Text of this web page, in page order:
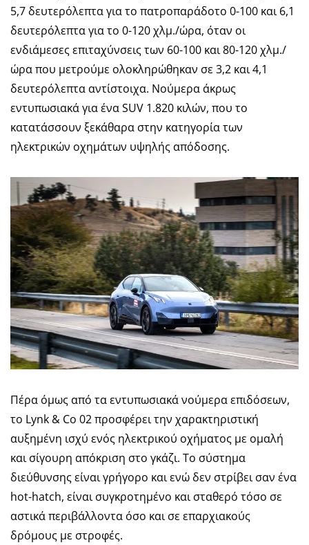
5,7 δευτερόλεπτα για το πατροπαράδοτο 0-100 και 6,1
δευτερόλεπτα για το 0-120 χλμ./ώρα, όταν οι
ενδιάμεσες επιταχύνσεις των 60-100 και 80-120 χλμ./
ώρα που μετρούμε ολοκληρώθηκαν σε 3,2 και 4,1
δευτερόλεπτα αντίστοιχα. Νούμερα άκρως
εντυπωσιακά για ένα SUV 1.820 κιλών, που το
κατατάσσουν ξεκάθαρα στην κατηγορία των
ηλεκτρικών οχημάτων υψηλής απόδοσης.
Πέρα όμως από τα εντυπωσιακά νούμερα επιδόσεων,
το Lynk & Co 02 προσφέρει την χαρακτηριστική
αυξημένη ισχύ ενός ηλεκτρικού οχήματος με ομαλή
και σίγουρη απόκριση στο γκάζι. Το σύστημα
διεύθυνσης είναι γρήγορο και ενώ δεν στρίβει σαν ένα
hot-hatch, είναι συγκροτημένο και σταθερό τόσο σε
αστικά περιβάλλοντα όσο και σε επαρχιακούς
δρόμους με στροφές.